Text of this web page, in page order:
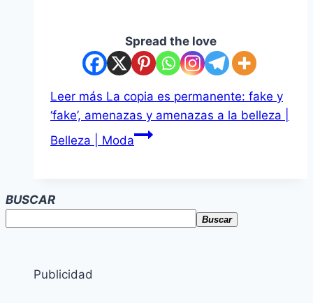
Spread the love
Leer más La copia es permanente: fake y
‘fake’, amenazas y amenazas a la belleza |
Belleza | Moda
BUSCAR
Buscar
Publicidad